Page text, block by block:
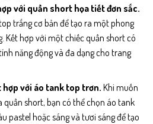
với quần short họa tiết đơn sắc.
trắng cơ bản để tạo ra một phong
Kết hợp với một chiếc quần short có
năng động và đa dạng cho trang
với áo tank top trơn. Khi muốn
short, bạn có thể chọn áo tank
pastel hoặc sáng và tươi sáng để tạo